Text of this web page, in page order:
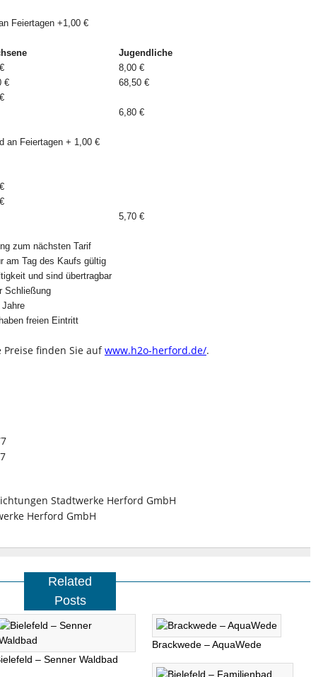
Feiertagen +1,00 €
Jugendliche
8,00 €
€
68,50 €
6,80 €
an Feiertagen + 1,00 €
€
5,70 €
zum nächsten Tarif
am Tag des Kaufs gültig
und sind übertragbar
Schließung
freien Eintritt
Preise finden Sie aufwww.h2o-herford.de/.
Stadtwerke Herford GmbH
Herford GmbH
Related
Posts
– Senner Waldbad
Brackwede – AquaWede